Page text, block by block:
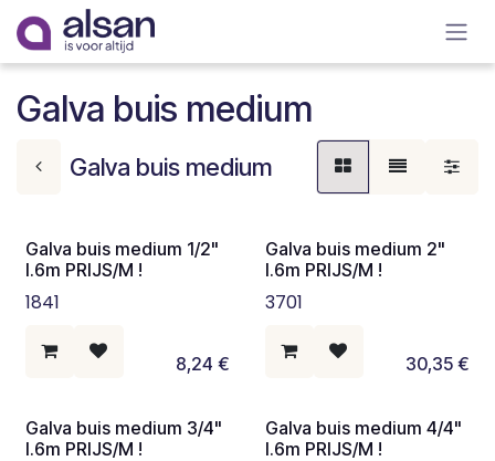
Overslaan naar inhoud
Galva buis medium
Galva buis medium
Galva buis medium 1/2"
l.6m PRIJS/M !
1841
8,24 €
Galva buis medium 2"
l.6m PRIJS/M !
3701
30,35€
Galva buis medium 3/4"
l.6m PRIJS/M !
Galva buis medium 4/4"
l.6m PRIJS/M !